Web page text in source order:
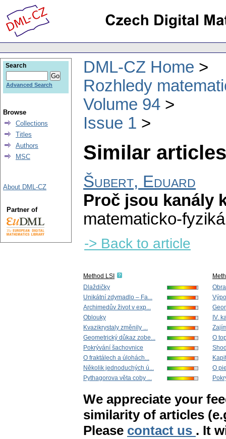
DML-CZ Home
Rozhledy
Volume 94
Issue 1
Similar
Šubert, Eduard
Proč jsou kanály
matematicko-
-> Back to article
Method LSI
Dlaždičky
Unikátní zdymadlo – Fa...
Archimedův život v exp...
Oblouky
Kvazikrystaly změnily ...
Geometrický důkaz zobe...
Pokrývání šachovnice
O fraktálech a úlohách...
Několik jednoduchých ú...
Pythagorova věta coby ...
IV.
O
O
We appreciate your
similarity of articles
Please contact us . It
Search
Advanced Search
Browse
Collections
Titles
Authors
MSC
About DML-CZ
Partner of